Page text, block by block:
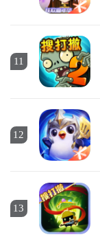
11
12
13